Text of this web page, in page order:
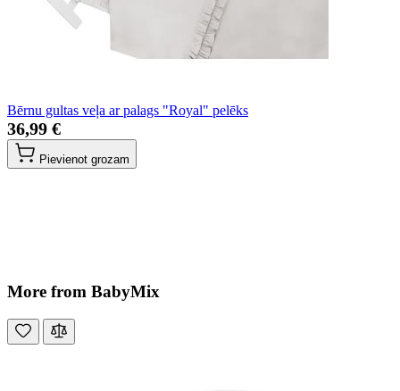
Bērnu gultas veļa ar palags "Royal" pelēks
36,99 €
Pievienot grozam
More from BabyMix